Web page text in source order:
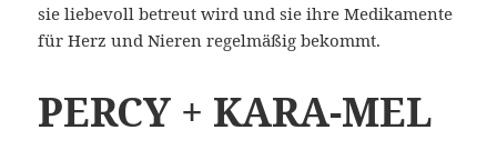
sie liebevoll betreut wird und sie ihre Medikamente
für Herz und Nieren regelmäßig bekommt.
PERCY + KARA-MEL